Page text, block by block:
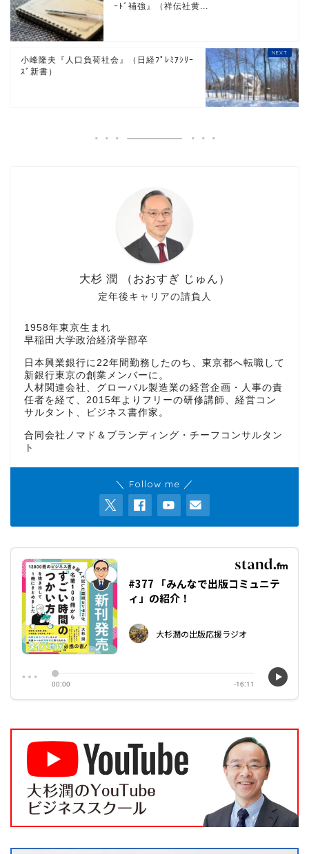
ｰﾄﾞ補強』（祥伝社黄...
小峰隆夫『人口負荷社会』（日経ﾌﾟﾚﾐｱｼﾘｰ
ｽﾞ新書）
定年後キャリアの請負人
大杉 潤 （おおすぎ じゅん）
1958年東京生まれ
早稲田大学政治経済学部卒
日本興業銀行に22年間勤務したのち、東京都へ転職して
新銀行東京の創業メンバーに。
人材関連会社、グローバル製造業の経営企画・人事の責
任者を経て、2015年よりフリーの研修講師、経営コン
サルタント、ビジネス書作家。
合同会社ノマド＆ブランディング・チーフコンサルタン
ト
＼ Follow me ／